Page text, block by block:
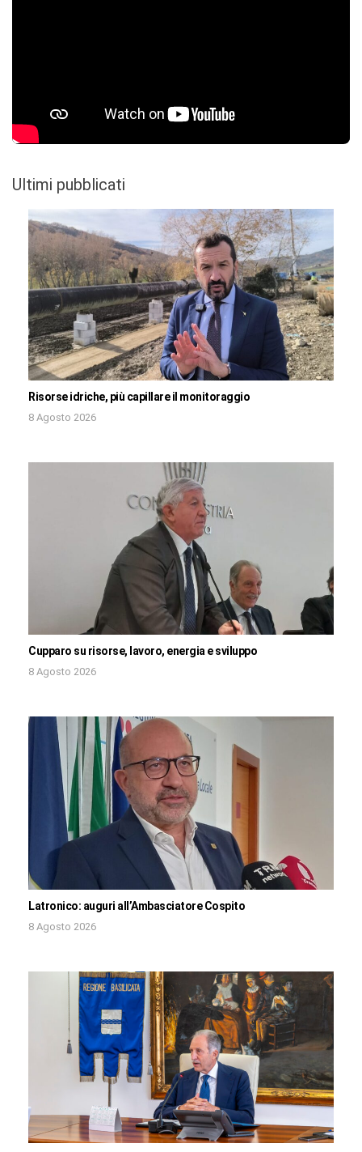
Ultimi pubblicati
Risorse idriche, più capillare il monitoraggio
8 Agosto 2026
Cupparo su risorse, lavoro, energia e sviluppo
8 Agosto 2026
Latronico: auguri all’Ambasciatore Cospito
8 Agosto 2026